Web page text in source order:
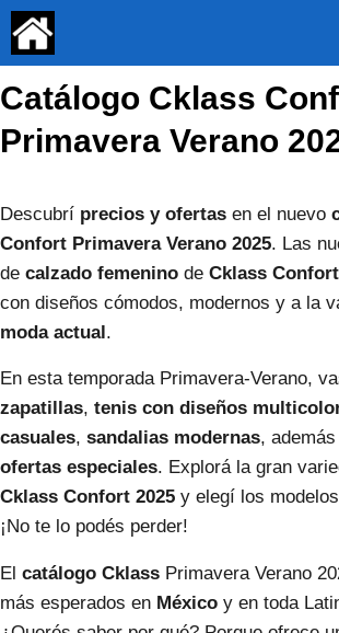
Saltar
contenido
Catálogo Cklass
Primavera Verano
Descubrí precios y ofertas en el nuevo
Confort Primavera Verano 2025. Las
de calzado femenino de Cklass Confort
con diseños cómodos, modernos y a la
moda actual.
En esta temporada Primavera-Verano,
zapatillas, tenis con diseños
casuales, sandalias modernas,
ofertas especiales. Explorá la gran
Cklass Confort 2025 y elegí los
¡No te lo podés perder!
El catálogo Cklass Primavera Verano
más esperados en México y en toda